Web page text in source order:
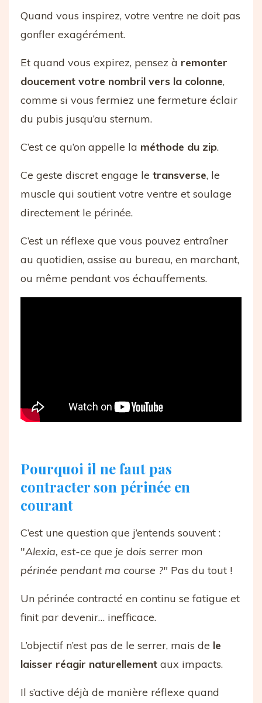
Quand vous inspirez, votre ventre ne doit pas
gonfler exagérément.
Et quand vous expirez, pensez à remonter
doucement votre nombril vers la colonne,
comme si vous fermiez une fermeture éclair
du pubis jusqu’au sternum.
C’est ce qu’on appelle la méthode du zip.
Ce geste discret engage le transverse, le
muscle qui soutient votre ventre et soulage
directement le périnée.
C’est un réflexe que vous pouvez entraîner
au quotidien, assise au bureau, en marchant,
ou même pendant vos échauffements.
Pourquoi il ne faut pas
contracter son périnée en
courant
C’est une question que j’entends souvent :
"Alexia, est-ce que je dois serrer mon
périnée pendant ma course ?" Pas du tout !
Un périnée contracté en continu se fatigue et
finit par devenir… inefficace.
L’objectif n’est pas de le serrer, mais de le
laisser réagir naturellement aux impacts.
Il s’active déjà de manière réflexe quand